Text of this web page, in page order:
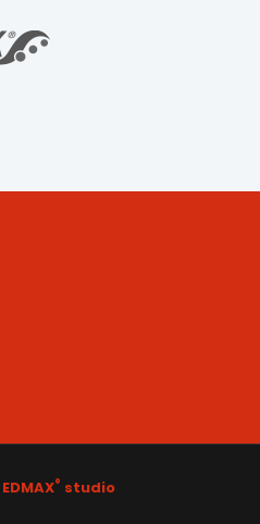
EDMAX® studio